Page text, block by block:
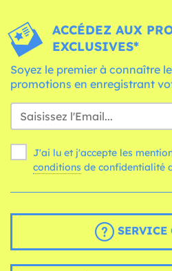
ACCÉDEZ AUX
EXCLUSIVES*
Soyez le premier à connaître
promotions en enregistrant
J'ai lu et j'accepte les
conditions de confidentialité
SERVICE